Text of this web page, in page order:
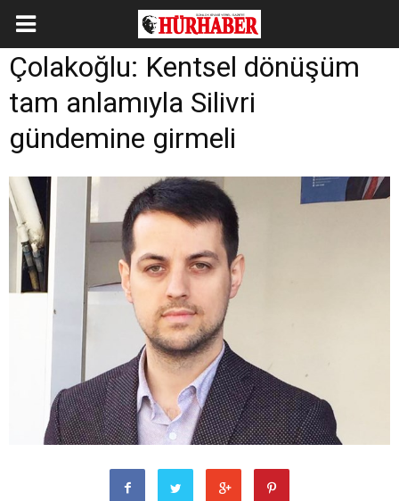
Çolakoğlu: Kentsel dönüşüm
tam anlamıyla Silivri
gündemine girmeli